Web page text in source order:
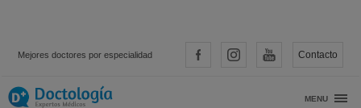
Mejores doctores por especialidad Contacto
MENU